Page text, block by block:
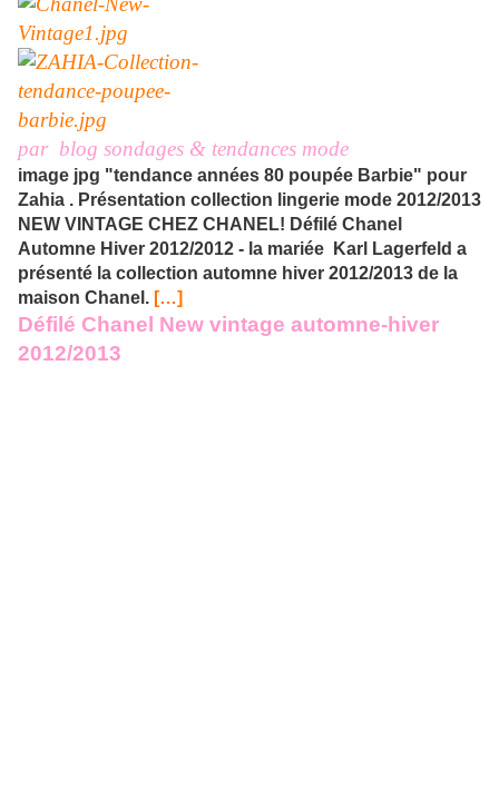
par blog sondages & tendances mode
image jpg "tendance années 80 poupée Barbie" pour
Zahia . Présentation collection lingerie mode 2012/2013
NEW VINTAGE CHEZ CHANEL! Défilé Chanel
Automne Hiver 2012/2012 - la mariée Karl Lagerfeld a
présenté la collection automne hiver 2012/2013 de la
maison Chanel. […]
Défilé Chanel New vintage automne-hiver
2012/2013